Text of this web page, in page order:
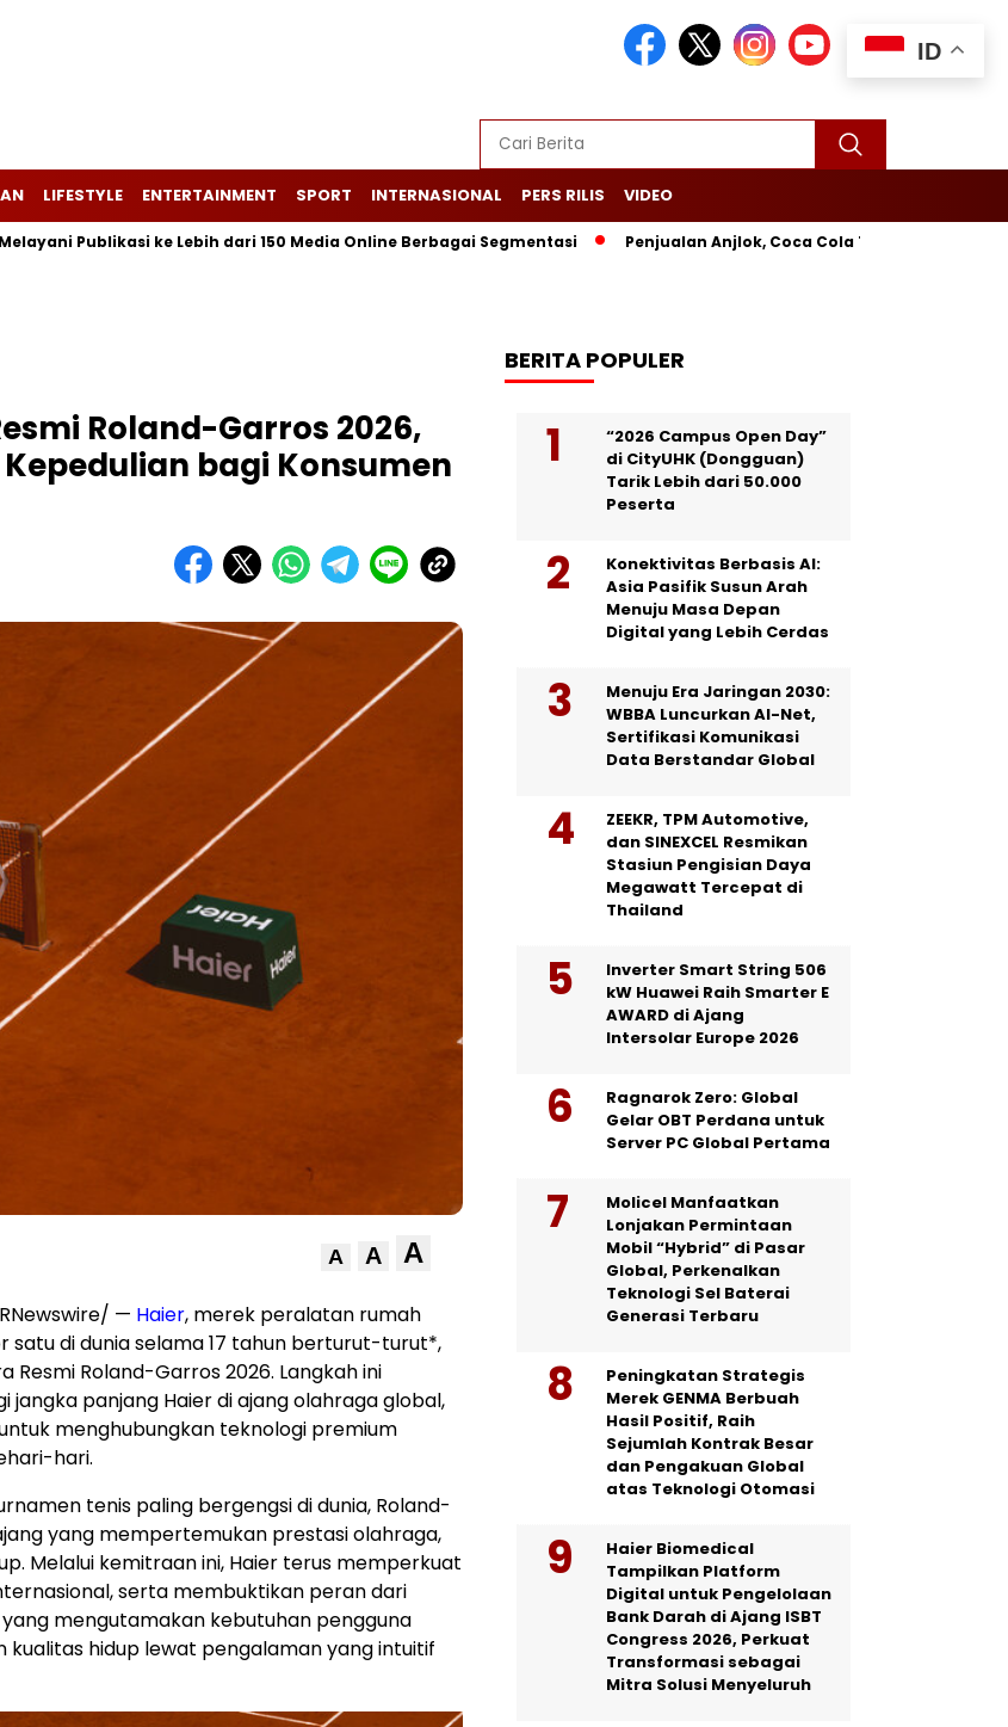
LIFESTYLE ENTERTAINMENT SPORT INTERNASIONAL PERS RILIS VIDEO
ke Lebih dari 150 Media Online Berbagai Segmentasi Penjualan Anjlok, Coca Cola Tutup Pabrik di Bali
Roland-Garros 2026,
bagi Konsumen
A A A
— Haier, merek peralatan rumah
satu di dunia selama 17 tahun berturut-turut*,
Resmi Roland-Garros 2026. Langkah ini
panjang Haier di ajang olahraga global,
menghubungkan teknologi premium
hari.
tenis paling bergengsi di dunia, Roland-
yang mempertemukan prestasi olahraga,
Melalui kemitraan ini, Haier terus memperkuat
serta membuktikan peran dari
mengutamakan kebutuhan pengguna
kualitas hidup lewat pengalaman yang intuitif
BERITA POPULER
“2026 Campus Open Day”
di CityUHK (Dongguan)
Tarik Lebih dari 50.000
Peserta
Konektivitas Berbasis AI:
Asia Pasifik Susun Arah
Menuju Masa Depan
Digital yang Lebih Cerdas
Menuju Era Jaringan 2030:
WBBA Luncurkan AI-Net,
Sertifikasi Komunikasi
Data Berstandar Global
ZEEKR, TPM Automotive,
dan SINEXCEL Resmikan
Stasiun Pengisian Daya
Megawatt Tercepat di
Thailand
Inverter Smart String 506
kW Huawei Raih Smarter E
AWARD di Ajang
Intersolar Europe 2026
Ragnarok Zero: Global
Gelar OBT Perdana untuk
Server PC Global Pertama
Molicel Manfaatkan
Lonjakan Permintaan
Mobil “Hybrid” di Pasar
Global, Perkenalkan
Teknologi Sel Baterai
Generasi Terbaru
Peningkatan Strategis
Merek GENMA Berbuah
Hasil Positif, Raih
Sejumlah Kontrak Besar
dan Pengakuan Global
atas Teknologi Otomasi
Haier Biomedical
Tampilkan Platform
Digital untuk Pengelolaan
Bank Darah di Ajang ISBT
Congress 2026, Perkuat
Transformasi sebagai
Mitra Solusi Menyeluruh
ID